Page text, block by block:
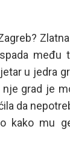
među
u jedra
grad je
da
kako mu